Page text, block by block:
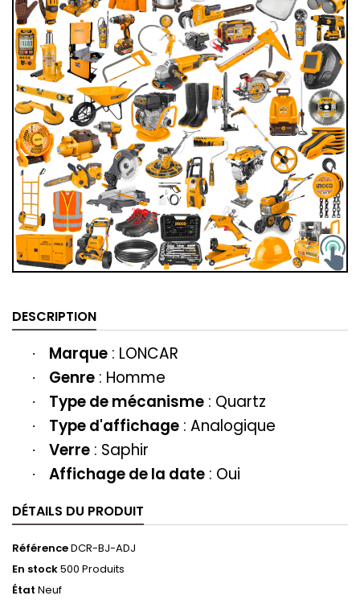
DESCRIPTION
· Marque : LONCAR
· Genre : Homme
· Type de mécanisme : Quartz
· Type d'affichage : Analogique
· Verre : Saphir
· Affichage de la date : Oui
DÉTAILS DU PRODUIT
RéférenceDCR-BJ-ADJ
En stock500 Produits
État Neuf